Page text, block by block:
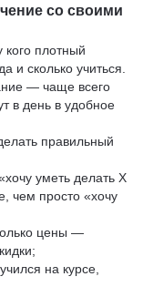
со своими
плотный
и сколько учиться.
— чаще всего
в день в удобное
правильный
уметь делать X
чем просто «хочу
цены —
на курсе,